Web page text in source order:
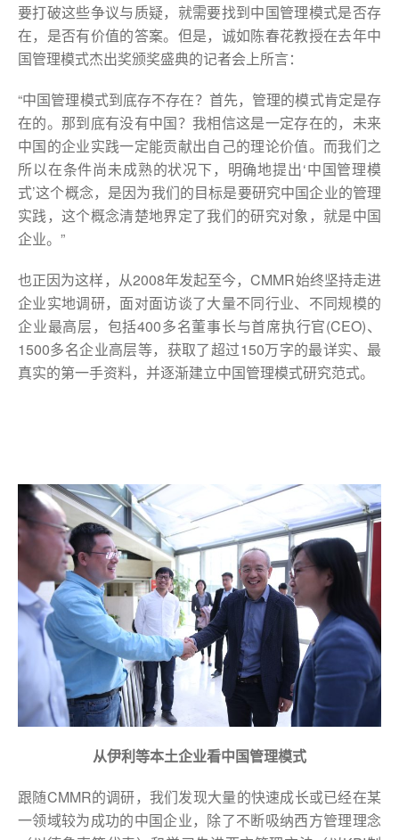
要打破这些争议与质疑，就需要找到中国管理模式是否存
在，是否有价值的答案。但是，诚如陈春花教授在去年中
国管理模式杰出奖颁奖盛典的记者会上所言：
“中国管理模式到底存不存在？首先，管理的模式肯定是存
在的。那到底有没有中国？我相信这是一定存在的，未来
中国的企业实践一定能贡献出自己的理论价值。而我们之
所以在条件尚未成熟的状况下，明确地提出‘中国管理模
式’这个概念，是因为我们的目标是要研究中国企业的管理
实践，这个概念清楚地界定了我们的研究对象，就是中国
企业。”
也正因为这样，从2008年发起至今，CMMR始终坚持走进
企业实地调研，面对面访谈了大量不同行业、不同规模的
企业最高层，包括400多名董事长与首席执行官(CEO)、
1500多名企业高层等，获取了超过150万字的最详实、最
真实的第一手资料，并逐渐建立中国管理模式研究范式。
从伊利等本土企业看中国管理模式
跟随CMMR的调研，我们发现大量的快速成长或已经在某
一领域较为成功的中国企业，除了不断吸纳西方管理理念